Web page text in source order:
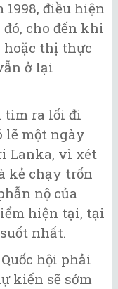
điều hiện
cho đến khi
hoặc thị thực
ở lại
tìm ra lối đi
lẽ một ngày
Lanka, vì xét
kẻ chạy trốn
nộ của
hiện tại, tại
nhất.
hội phải
kiến ​​sẽ sớm